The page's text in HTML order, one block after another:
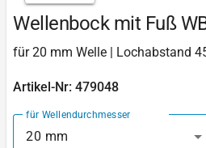
Wellenbock mit Fuß
für 20 mm Welle | Lochabstand
Artikel-Nr: 479048
für Wellendurchmesser
20 mm